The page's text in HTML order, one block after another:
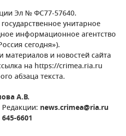
Эл № ФС77-57640.
унитарное
информационное агентство
сегодня»).
и новостей сайта
на https://crimea.ria.ru
абзаца текста.
А.В.
news.crimea@ria.ru
6601